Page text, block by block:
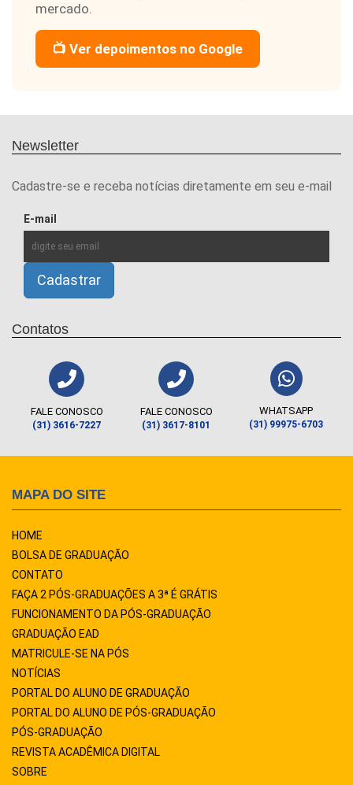
mercado.
📺 Ver depoimentos no Google
Newsletter
Cadastre-se e receba notícias diretamente em seu e-mail
E-mail
Contatos
FALE CONOSCO
(31) 3616-7227
FALE CONOSCO
(31) 3617-8101
WHATSAPP
(31) 99975-6703
MAPA DO SITE
HOME
BOLSA DE GRADUAÇÃO
CONTATO
FAÇA 2 PÓS-GRADUAÇÕES A 3ª É GRÁTIS
FUNCIONAMENTO DA PÓS-GRADUAÇÃO
GRADUAÇÃO EAD
MATRICULE-SE NA PÓS
NOTÍCIAS
PORTAL DO ALUNO DE GRADUAÇÃO
PORTAL DO ALUNO DE PÓS-GRADUAÇÃO
PÓS-GRADUAÇÃO
REVISTA ACADÊMICA DIGITAL
SOBRE